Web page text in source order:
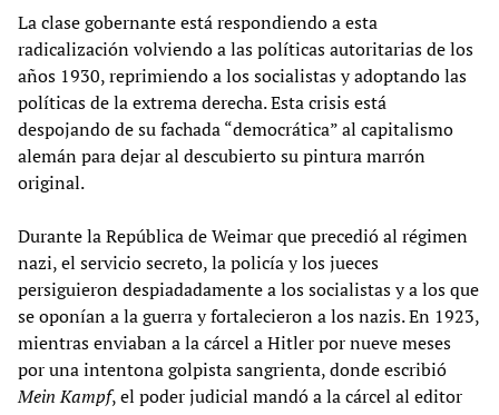
La clase gobernante está respondiendo a esta
radicalización volviendo a las políticas autoritarias de los
años 1930, reprimiendo a los socialistas y adoptando las
políticas de la extrema derecha. Esta crisis está
despojando de su fachada “democrática” al capitalismo
alemán para dejar al descubierto su pintura marrón
original.
Durante la República de Weimar que precedió al régimen
nazi, el servicio secreto, la policía y los jueces
persiguieron despiadadamente a los socialistas y a los que
se oponían a la guerra y fortalecieron a los nazis. En 1923,
mientras enviaban a la cárcel a Hitler por nueve meses
por una intentona golpista sangrienta, donde escribió
Mein Kampf, el poder judicial mandó a la cárcel al editor